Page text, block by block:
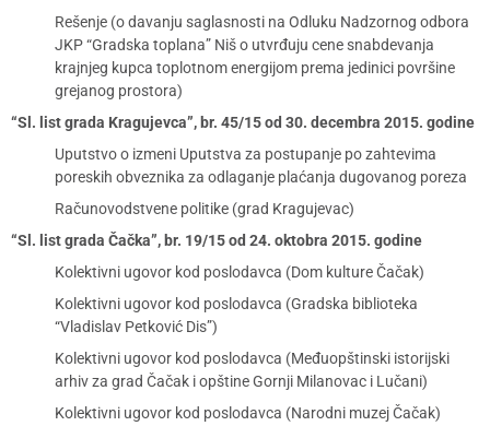
Rešenje (o davanju saglasnosti na Odluku Nadzornog odbora
JKP “Gradska toplana” Niš o utvrđuju cene snabdevanja
krajnjeg kupca toplotnom energijom prema jedinici površine
grejanog prostora)
“Sl. list grada Kragujevca”, br. 45/15 od 30. decembra 2015. godine
Uputstvo o izmeni Uputstva za postupanje po zahtevima
poreskih obveznika za odlaganje plaćanja dugovanog poreza
Računovodstvene politike (grad Kragujevac)
“Sl. list grada Čačka”, br. 19/15 od 24. oktobra 2015. godine
Kolektivni ugovor kod poslodavca (Dom kulture Čačak)
Kolektivni ugovor kod poslodavca (Gradska biblioteka
“Vladislav Petković Dis”)
Kolektivni ugovor kod poslodavca (Međuopštinski istorijski
arhiv za grad Čačak i opštine Gornji Milanovac i Lučani)
Kolektivni ugovor kod poslodavca (Narodni muzej Čačak)